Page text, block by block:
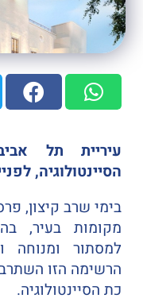
עיריית תל
הסיינטולוגיה,
בימי שרב קיצון,
מקומות בעיר,
למסתור
הרשימה הזו
כת הסיינטולוגיה.